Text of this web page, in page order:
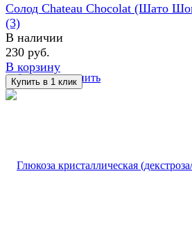
избранное сравнить
Солод Chateau Chocolat (Шато
(3)
В наличии
230 руб.
В корзину